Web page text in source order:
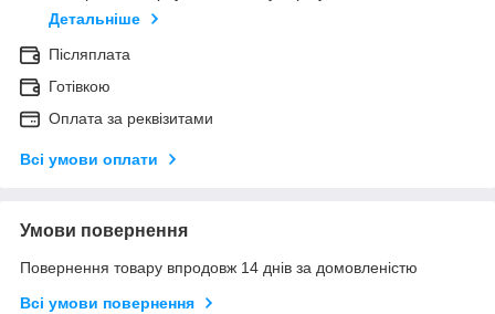
Детальніше
Післяплата
Готівкою
Оплата за реквізитами
Всі умови оплати
Умови повернення
Повернення товару впродовж 14 днів за домовленістю
Всі умови повернення